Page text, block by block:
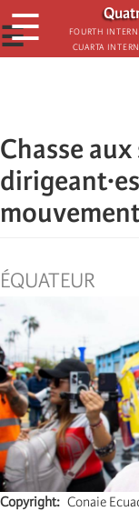
Παράκαμψη
προς
το
Fourth
Cuarta
☰
☰
Chasse
ÉQUATEUR
Copyright
Conaie